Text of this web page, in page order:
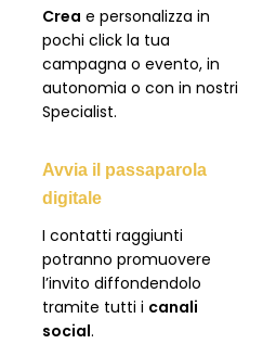
Crea e personalizza in
pochi click la tua
campagna o evento, in
autonomia o con in nostri
Specialist.
Avvia il passaparola
digitale
I contatti raggiunti
potranno promuovere
l’invito diffondendolo
tramite tutti i canali
social.